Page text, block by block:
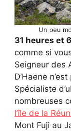
Un peu
31 heures et
comme si
Seigneur des
D’Haene
Spécialiste
nombreuses
l’île de la
Mont Fuji au